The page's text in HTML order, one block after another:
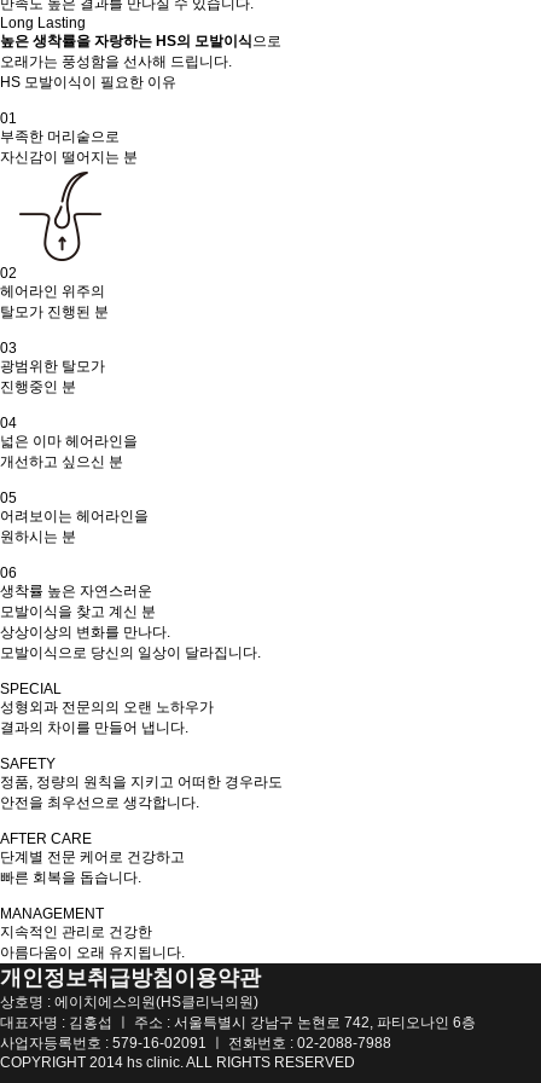
만족도 높은 결과를 만나실 수 있습니다.
Long Lasting
높은 생착률을 자랑하는 HS의 모발이식으로
오래가는 풍성함을 선사해 드립니다.
HS 모발이식이 필요한 이유
01
부족한 머리숱으로
자신감이 떨어지는 분
02
헤어라인 위주의
탈모가 진행된 분
03
광범위한 탈모가
진행중인 분
04
넓은 이마 헤어라인을
개선하고 싶으신 분
05
어려보이는 헤어라인을
원하시는 분
06
생착률 높은 자연스러운
모발이식을 찾고 계신 분
상상이상의 변화를 만나다.
모발이식으로 당신의 일상이 달라집니다.
SPECIAL
성형외과 전문의의 오랜 노하우가
결과의 차이를 만들어 냅니다.
SAFETY
정품, 정량의 원칙을 지키고 어떠한 경우라도
안전을 최우선으로 생각합니다.
AFTER CARE
단계별 전문 케어로 건강하고
빠른 회복을 돕습니다.
MANAGEMENT
지속적인 관리로 건강한
아름다움이 오래 유지됩니다.
개인정보취급방침이용약관
상호명 : 에이치에스의원(HS클리닉의원)
대표자명 : 김홍섭 ㅣ 주소 : 서울특별시 강남구 논현로 742, 파티오나인 6층
사업자등록번호 : 579-16-02091 ㅣ 전화번호 : 02-2088-7988
COPYRIGHT 2014 hs clinic. ALL RIGHTS RESERVED